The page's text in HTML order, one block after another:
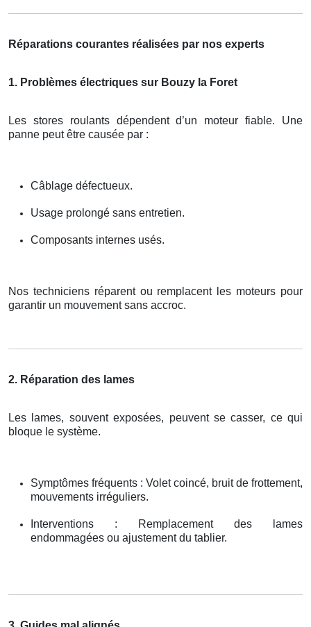
Réparations courantes réalisées par nos experts
1. Problèmes électriques sur Bouzy la Foret
Les stores roulants dépendent d’un moteur fiable. Une
panne peut être causée par :
Câblage défectueux.
Usage prolongé sans entretien.
Composants internes usés.
Nos techniciens réparent ou remplacent les moteurs pour
garantir un mouvement sans accroc.
2. Réparation des lames
Les lames, souvent exposées, peuvent se casser, ce qui
bloque le système.
Symptômes fréquents : Volet coincé, bruit de frottement,
mouvements irréguliers.
Interventions : Remplacement des lames
endommagées ou ajustement du tablier.